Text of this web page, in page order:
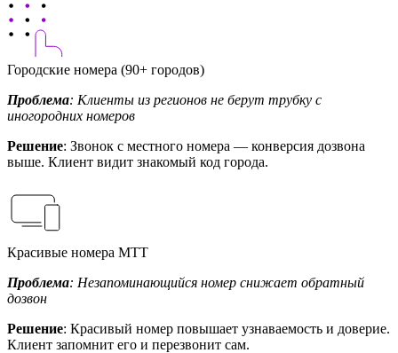
Городские номера (90+ городов)
Проблема: Клиенты из регионов не берут трубку с
иногородних номеров
Решение: Звонок с местного номера — конверсия дозвона
выше. Клиент видит знакомый код города.
Красивые номера МТТ
Проблема: Незапоминающийся номер снижает обратный
дозвон
Решение: Красивый номер повышает узнаваемость и доверие.
Клиент запомнит его и перезвонит сам.